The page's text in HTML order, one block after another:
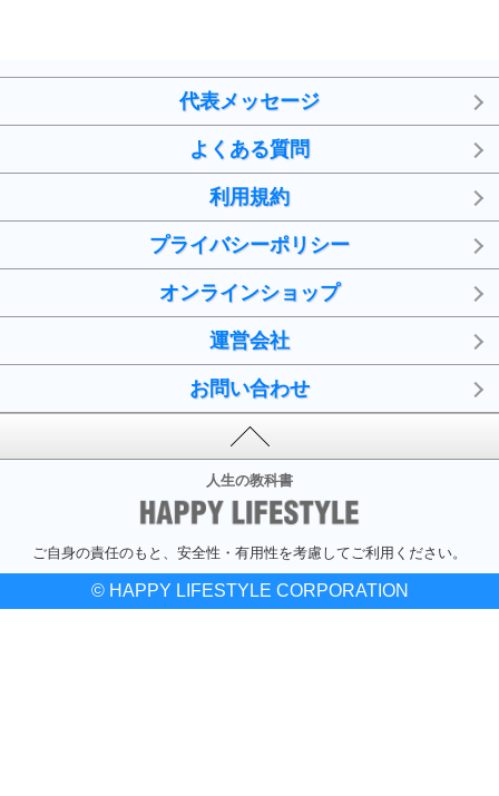
代表メッセージ
よくある質問
利用規約
プライバシーポリシー
オンラインショップ
運営会社
お問い合わせ
人生の教科書
ご自身の責任のもと、安全性・有用性を考慮してご利用ください。
© HAPPY LIFESTYLE CORPORATION